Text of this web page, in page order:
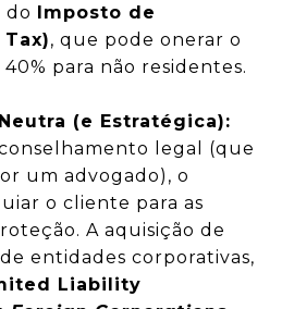
do Imposto de
, que pode onerar o
para não residentes.
(e Estratégica):
legal (que
um advogado), o
o cliente para as
A aquisição de
entidades corporativas,
Liability